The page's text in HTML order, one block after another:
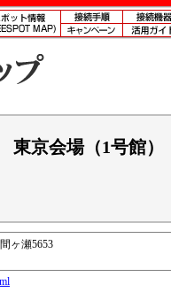
京会場（1号館）
ヶ瀬5653